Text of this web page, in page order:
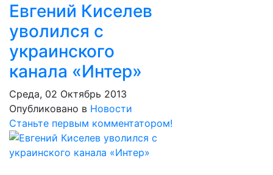
Евгений Киселев
уволился с
украинского
канала «Интер»
Среда, 02 Октябрь 2013
Опубликовано в Новости
Станьте первым комментатором!